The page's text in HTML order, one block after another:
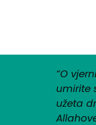
“O
umirite
užeta